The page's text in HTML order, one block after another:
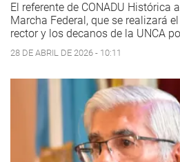
El referente de CONADU Histórica
Marcha Federal, que se realizará
rector y los decanos de la UNCA
28 DE ABRIL DE 2026 - 10:11